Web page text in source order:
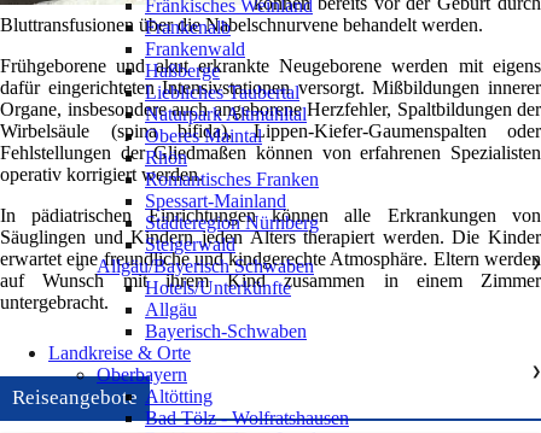
Bluttransfusionen über die Nabelschnurvene behandelt werden.
Frühgeborene und akut erkrankte Neugeborene werden mit eigens
dafür eingerichteten Intensivstationen versorgt. Mißbildungen innerer
Organe, insbesondere auch angeborene Herzfehler, Spaltbildungen der
Wirbelsäule (spina bifida), Lippen-Kiefer-Gaumenspalten oder
Fehlstellungen der Gliedmaßen können von erfahrenen Spezialisten
operativ korrigiert werden.
In pädiatrischen Einrichtungen können alle Erkrankungen von
Säuglingen und Kindern jeden Alters therapiert werden. Die Kinder
erwartet eine freundliche und kindgerechte Atmosphäre. Eltern werden
auf Wunsch mit ihrem Kind zusammen in einem Zimmer
untergebracht.
Reiseangebote
Fränkisches Weinland
Frankenalb
Frankenwald
Haßberge
Liebliches Taubertal
Naturpark Altmühltal
Oberes Maintal
Rhön
Romantisches Franken
Spessart-Mainland
Städteregion Nürnberg
Steigerwald
Allgäu/Bayerisch Schwaben
❯
Hotels/Unterkünfte
Allgäu
Bayerisch-Schwaben
Landkreise & Orte
Oberbayern
❯
Altötting
Bad Tölz - Wolfratshausen